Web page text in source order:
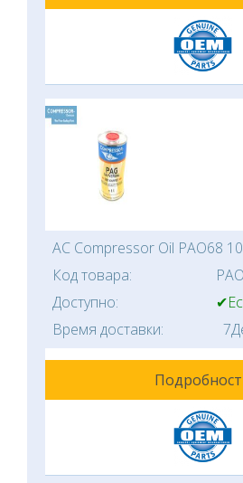
AC Compressor Oil PAO68
Код товара:
Доступно:
Время доставки: